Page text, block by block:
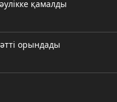
қамалды
орындады